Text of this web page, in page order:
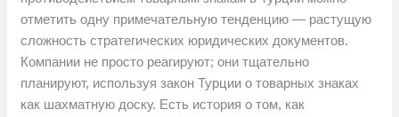
отметить одну примечательную тенденцию — растущую
сложность стратегических юридических документов.
Компании не просто реагируют; они тщательно
планируют, используя закон Турции о товарных знаках
как шахматную доску. Есть история о том, как